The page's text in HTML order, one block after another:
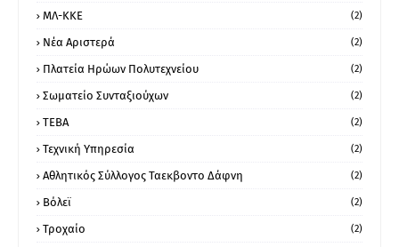
ΜΛ-ΚΚΕ (2)
Νέα Αριστερά (2)
Πλατεία Ηρώων Πολυτεχνείου (2)
Σωματείο Συνταξιούχων (2)
ΤΕΒΑ (2)
Τεχνική Υπηρεσία (2)
Αθλητικός Σύλλογος Ταεκβοντο Δάφνη (2)
Βόλεϊ (2)
Τροχαίο (2)